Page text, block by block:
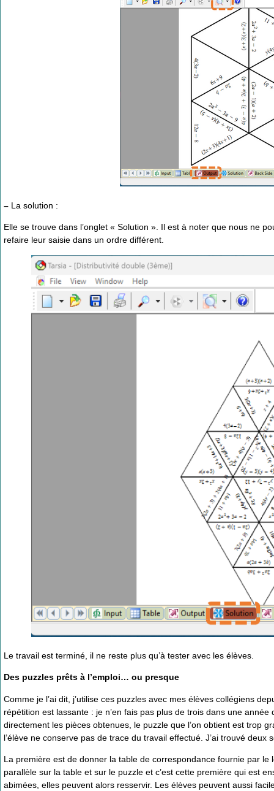
– La solution :
Elle se trouve dans l’onglet « Solution ». Il est à noter que nous ne
refaire leur saisie dans un ordre différent.
Le travail est terminé, il ne reste plus qu’à tester avec les élèves.
Des puzzles prêts à l’emploi… ou presque
Comme je l’ai dit, j’utilise ces puzzles avec mes élèves collégiens
répétition est lassante : je n’en fais pas plus de trois dans une
directement les pièces obtenues, le puzzle que l’on obtient est trop
l’élève ne conserve pas de trace du travail effectué. J’ai trouvé deux
La première est de donner la table de correspondance fournie par
parallèle sur la table et sur le puzzle et c’est cette première qui est
abimées, elles peuvent alors resservir. Les élèves peuvent aussi